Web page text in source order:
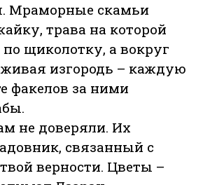
Мраморные скамьи
трава на которой
по щиколотку, а вокруг
изгородь – каждую
факелов за ними
не доверяли. Их
связанный с
верности. Цветы –